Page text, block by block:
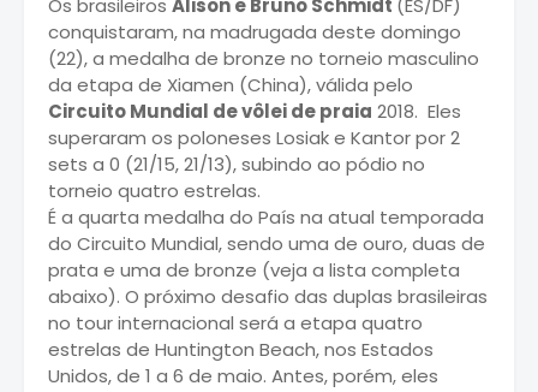
Os brasileiros Alison e Bruno Schmidt (ES/DF)
conquistaram, na madrugada deste domingo
(22), a medalha de bronze no torneio masculino
da etapa de Xiamen (China), válida pelo
Circuito Mundial de vôlei de praia 2018. Eles
superaram os poloneses Losiak e Kantor por 2
sets a 0 (21/15, 21/13), subindo ao pódio no
torneio quatro estrelas.
É a quarta medalha do País na atual temporada
do Circuito Mundial, sendo uma de ouro, duas de
prata e uma de bronze (veja a lista completa
abaixo). O próximo desafio das duplas brasileiras
no tour internacional será a etapa quatro
estrelas de Huntington Beach, nos Estados
Unidos, de 1 a 6 de maio. Antes, porém, eles